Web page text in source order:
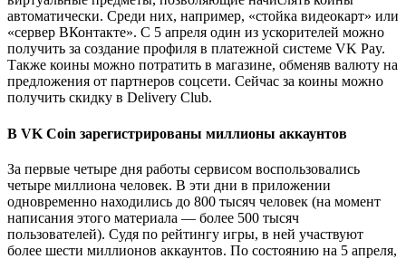
автоматически. Среди них, например, «стойка видеокарт» или
«сервер ВКонтакте». С 5 апреля один из ускорителей можно
получить за создание профиля в платежной системе VK Pay.
Также коины можно потратить в магазине, обменяв валюту на
предложения от партнеров соцсети. Сейчас за коины можно
получить скидку в Delivery Club.
В VK Coin зарегистрированы миллионы аккаунтов
За первые четыре дня работы сервисом воспользовались
четыре миллиона человек. В эти дни в приложении
одновременно находились до 800 тысяч человек (на момент
написания этого материала — более 500 тысяч
пользователей). Судя по рейтингу игры, в ней участвуют
более шести миллионов аккаунтов. По состоянию на 5 апреля,